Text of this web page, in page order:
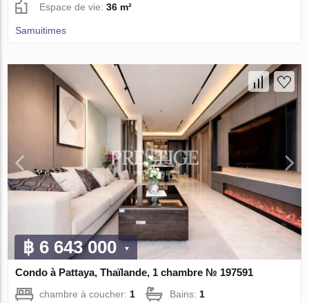
Espace de vie:36 m²
Samuitimes
฿ 6 643 000
Condo à Pattaya, Thaïlande, 1 chambre № 197591
chambre à coucher:1 Bains:1